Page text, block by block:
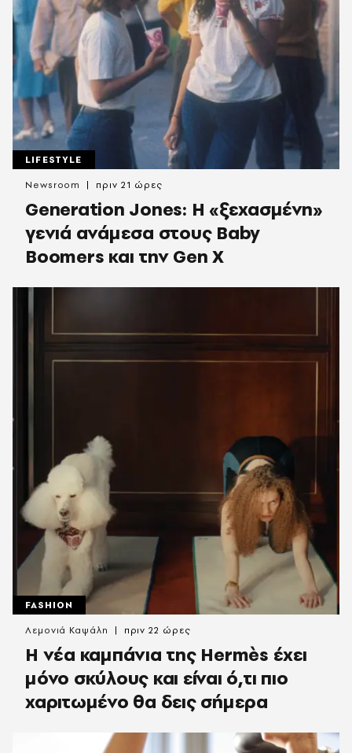
LIFESTYLE
Generation Jones: Η «ξεχασμένη»
γενιά ανάμεσα στους Baby
Boomers και την Gen X
Newsroom πριν 21 ώρες
FASHION
Η νέα καμπάνια της Hermès έχει
μόνο σκύλους και είναι ό,τι πιο
χαριτωμένο θα δεις σήμερα
Λεμονιά Καψάλη πριν 22 ώρες